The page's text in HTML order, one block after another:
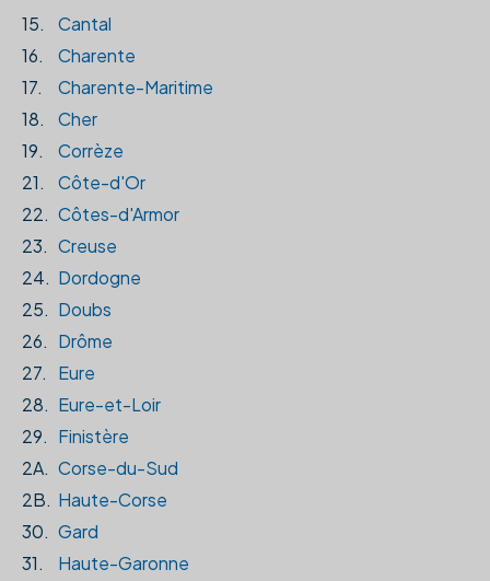
15.
Cantal
16.
Charente
17.
Charente-Maritime
18.
Cher
19.
Corrèze
21.
Côte-d'Or
22. Côtes-d'Armor
23. Creuse
24. Dordogne
25. Doubs
26. Drôme
27.
Eure
28. Eure-et-Loir
29. Finistère
2A. Corse-du-Sud
2B. Haute-Corse
30. Gard
31.
Haute-Garonne